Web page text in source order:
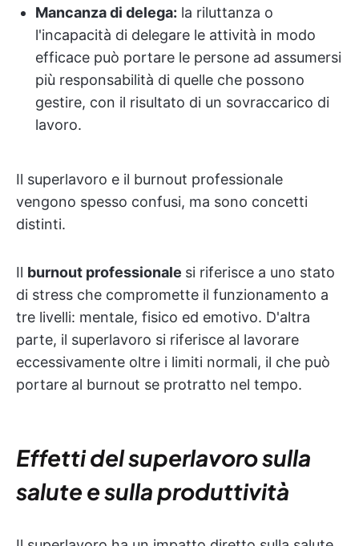
Mancanza di delega: la riluttanza o
l'incapacità di delegare le attività in modo
efficace può portare le persone ad assumersi
più responsabilità di quelle che possono
gestire, con il risultato di un sovraccarico di
lavoro.
Il superlavoro e il burnout professionale
vengono spesso confusi, ma sono concetti
distinti.
Il burnout professionale si riferisce a uno stato
di stress che compromette il funzionamento a
tre livelli: mentale, fisico ed emotivo. D'altra
parte, il superlavoro si riferisce al lavorare
eccessivamente oltre i limiti normali, il che può
portare al burnout se protratto nel tempo.
Effetti del superlavoro sulla
salute e sulla produttività